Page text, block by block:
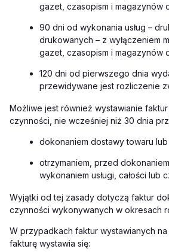
gazet, czasopism i magazynów
90 dni od wykonania usług –
drukowanych – z wyłączeniem
gazet, czasopism i magazynów
120 dni od pierwszego dnia
przewidywane jest rozliczenie
Możliwe jest również wystawianie
czynności, nie wcześniej niż 30 dnia
dokonaniem dostawy towaru lub
otrzymaniem, przed
wykonaniem usługi, całości lub
Wyjątki od tej zasady dotyczą faktur
czynności wykonywanych w okresach
W przypadkach faktur wystawianych
fakturę wystawia się: